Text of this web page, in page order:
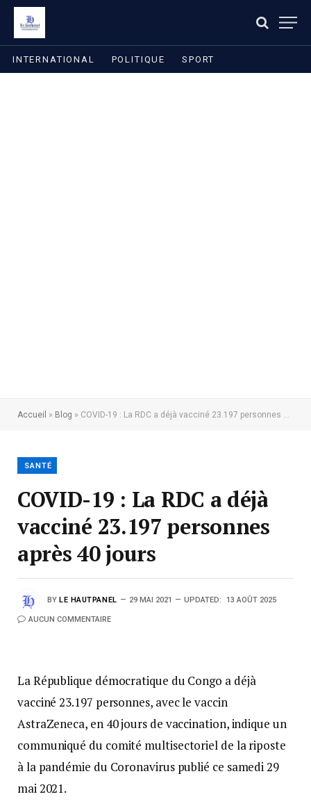
INTERNATIONAL POLITIQUE SPORT
Accueil » Blog » COVID-19 : La RDC a déjà vacciné 23.197 personnes après 40 jours
SANTÉ
COVID-19 : La RDC a déjà
vacciné 23.197 personnes
après 40 jours
BY LE HAUTPANEL 29 MAI 2021 UPDATED: 13 AOÛT 2025
AUCUN COMMENTAIRE
La République démocratique du Congo a déjà
vacciné 23.197 personnes, avec le vaccin
AstraZeneca, en 40 jours de vaccination, indique un
communiqué du comité multisectoriel de la riposte
à la pandémie du Coronavirus publié ce samedi 29
mai 2021.